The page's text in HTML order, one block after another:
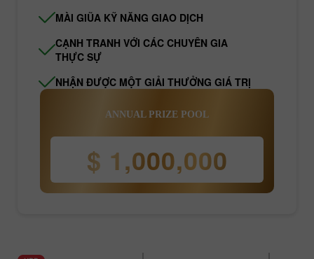
MÀI GIŨA KỸ NĂNG GIAO DỊCH
CẠNH TRANH VỚI CÁC CHUYÊN GIA
THỰC SỰ
NHẬN ĐƯỢC MỘT GIẢI THƯỞNG GIÁ TRỊ
ANNUAL PRIZE POOL
$ 1,000,000